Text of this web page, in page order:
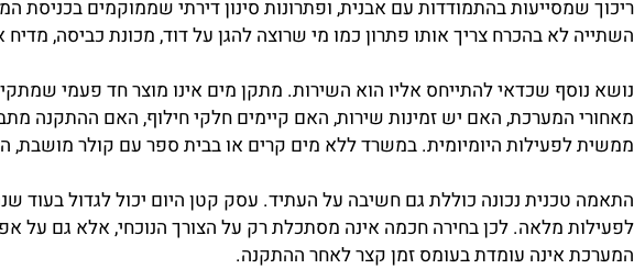
סינון, חשוב להבין שאין רק סוג אחד של מסנן. יש מסננים שמיועדים לשיפור
בהכרח צריך אותו פתרון כמו מי שרוצה להגן על דוד, מכונת כביסה, מדיח או
שכדאי להתייחס אליו הוא השירות. מתקן מים אינו מוצר חד פעמי שמתקינים
היומיומית. במשרד ללא מים קרים או בבית ספר עם קולר מושבת,
נכונה כוללת גם חשיבה על העתיד. עסק קטן היום יכול לגדול בעוד